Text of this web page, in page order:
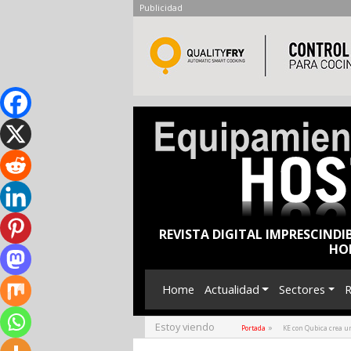
Publicidad
REVISTA DIGITAL
Home Actualidad Sectores
Estoy viendo Portada » KE con Qubica crea